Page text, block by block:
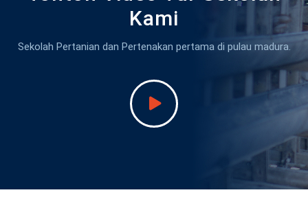
Kami
Sekolah Pertanian dan Pertenakan pertama di pulau madura.